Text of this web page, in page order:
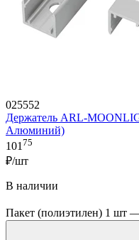
025552
Держатель ARL-
Алюминий)
101 75
₽/шт
В наличии
Пакет (полиэтилен) 1 шт